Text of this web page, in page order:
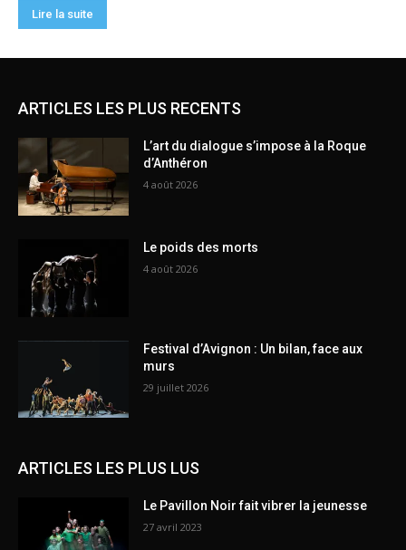
ARTICLES LES PLUS RECENTS
L’art du dialogue s’impose à la Roque
d’Anthéron
4 août 2026
Le poids des morts
4 août 2026
Festival d’Avignon : Un bilan, face aux
murs
29 juillet 2026
ARTICLES LES PLUS LUS
Le Pavillon Noir fait vibrer la jeunesse
27 avril 2023